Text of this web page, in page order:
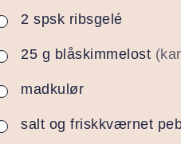
▢
2 spsk ribsgelé
▢
25 g blåskimmelost
▢
madkulør
▢
salt og friskkværnet